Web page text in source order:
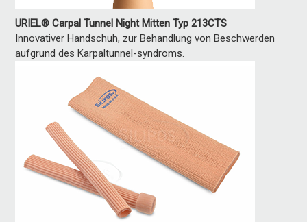
URIEL® Carpal Tunnel Night Mitten Typ 213CTS
Innovativer Handschuh, zur Behandlung von Beschwerden
aufgrund des Karpaltunnel-syndroms.